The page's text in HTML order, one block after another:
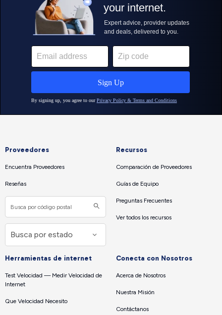
Proveedores
Encuentra Proveedores
Reseñas
Recursos
Comparación de Proveedores
Guías de Equipo
Preguntas Frecuentes
Ver todos los recursos
Herramientas de internet
Test Velocidad — Medir Velocidad de
Internet
Que Velocidad Necesito
Conecta con Nosotros
Acerca de Nosotros
Nuestra Misión
Contáctanos